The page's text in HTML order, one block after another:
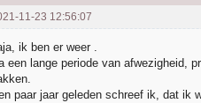
11-23 12:56:07
ik ben er weer .
een lange periode van afwezigheid,
paar jaar geleden schreef ik, dat ik